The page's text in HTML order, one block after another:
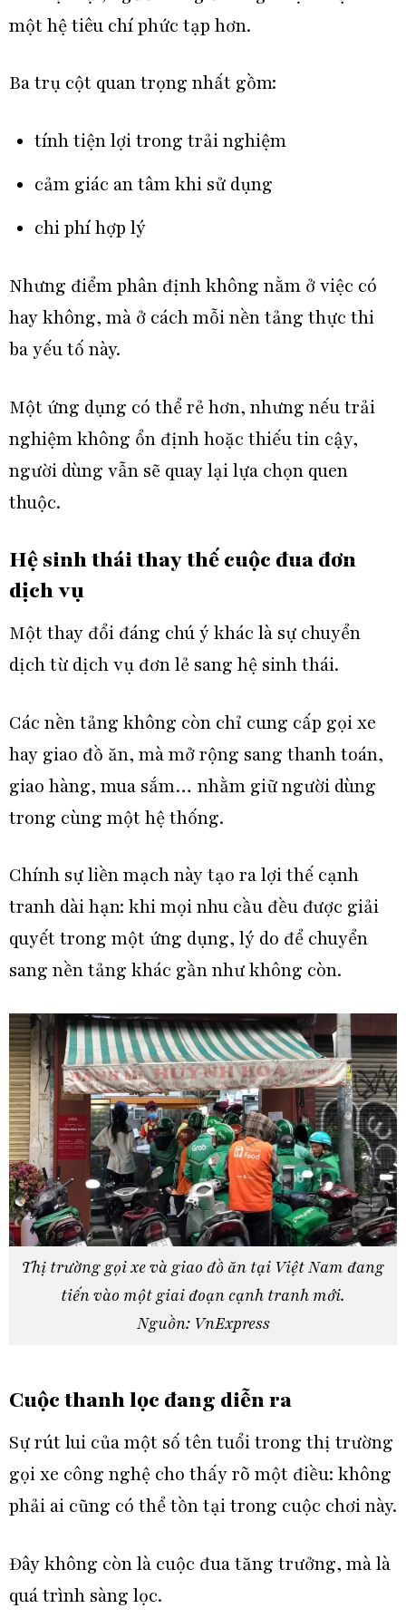
một hệ tiêu chí phức tạp hơn.
Ba trụ cột quan trọng nhất gồm:
tính tiện lợi trong trải nghiệm
cảm giác an tâm khi sử dụng
chi phí hợp lý
Nhưng điểm phân định không nằm ở việc có
hay không, mà ở cách mỗi nền tảng thực thi
ba yếu tố này.
Một ứng dụng có thể rẻ hơn, nhưng nếu trải
nghiệm không ổn định hoặc thiếu tin cậy,
người dùng vẫn sẽ quay lại lựa chọn quen
thuộc.
Hệ sinh thái thay thế cuộc đua đơn
dịch vụ
Một thay đổi đáng chú ý khác là sự chuyển
dịch từ dịch vụ đơn lẻ sang hệ sinh thái.
Các nền tảng không còn chỉ cung cấp gọi xe
hay giao đồ ăn, mà mở rộng sang thanh toán,
giao hàng, mua sắm… nhằm giữ người dùng
trong cùng một hệ thống.
Chính sự liền mạch này tạo ra lợi thế cạnh
tranh dài hạn: khi mọi nhu cầu đều được giải
quyết trong một ứng dụng, lý do để chuyển
sang nền tảng khác gần như không còn.
Thị trường gọi xe và giao đồ ăn tại Việt Nam đang
tiến vào một giai đoạn cạnh tranh mới.
Nguồn: VnExpress
Cuộc thanh lọc đang diễn ra
Sự rút lui của một số tên tuổi trong thị trường
gọi xe công nghệ cho thấy rõ một điều: không
phải ai cũng có thể tồn tại trong cuộc chơi này.
Đây không còn là cuộc đua tăng trưởng, mà là
quá trình sàng lọc.